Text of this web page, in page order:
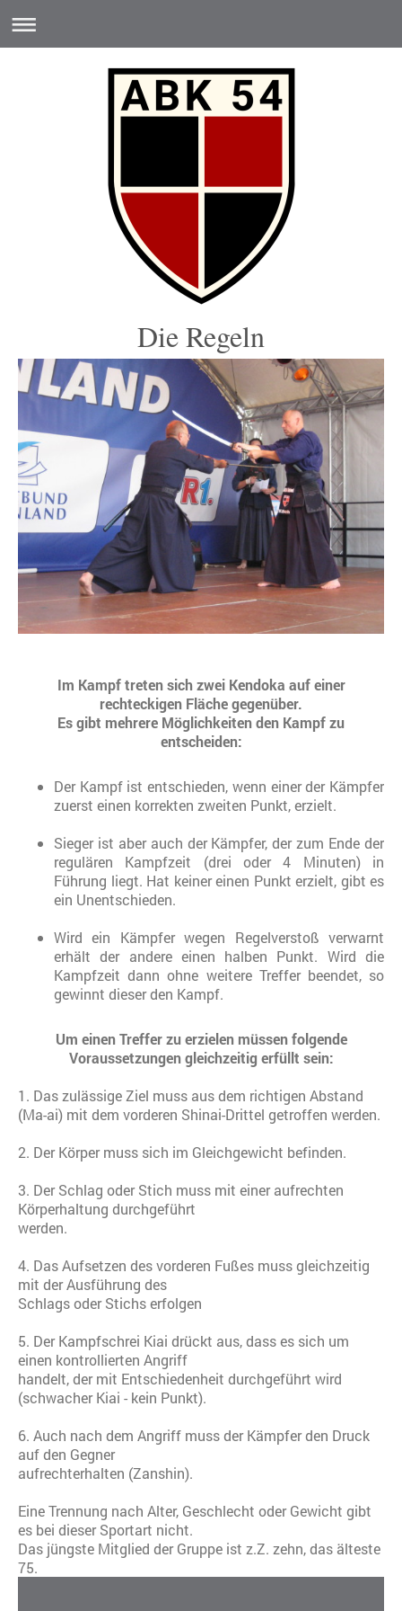
Die Regeln
Im Kampf treten sich zwei Kendoka auf einer
rechteckigen Fläche gegenüber.
Es gibt mehrere Möglichkeiten den Kampf zu
entscheiden:
Der Kampf ist entschieden, wenn einer der Kämpfer
zuerst einen korrekten zweiten Punkt, erzielt.
Sieger ist aber auch der Kämpfer, der zum Ende der
regulären Kampfzeit (drei oder 4 Minuten) in
Führung liegt. Hat keiner einen Punkt erzielt, gibt es
ein Unentschieden.
Wird ein Kämpfer wegen Regelverstoß verwarnt
erhält der andere einen halben Punkt. Wird die
Kampfzeit dann ohne weitere Treffer beendet, so
gewinnt dieser den Kampf.
Um einen Treffer zu erzielen müssen folgende
Voraussetzungen gleichzeitig erfüllt sein:
1. Das zulässige Ziel muss aus dem richtigen Abstand
(Ma-ai) mit dem vorderen Shinai-Drittel getroffen werden.
2. Der Körper muss sich im Gleichgewicht befinden.
3. Der Schlag oder Stich muss mit einer aufrechten
Körperhaltung durchgeführt
werden.
4. Das Aufsetzen des vorderen Fußes muss gleichzeitig
mit der Ausführung des
Schlags oder Stichs erfolgen
5. Der Kampfschrei Kiai drückt aus, dass es sich um
einen kontrollierten Angriff
handelt, der mit Entschiedenheit durchgeführt wird
(schwacher Kiai - kein Punkt).
6. Auch nach dem Angriff muss der Kämpfer den Druck
auf den Gegner
aufrechterhalten (Zanshin).
Eine Trennung nach Alter, Geschlecht oder Gewicht gibt
es bei dieser Sportart nicht.
Das jüngste Mitglied der Gruppe ist z.Z. zehn, das älteste
75.